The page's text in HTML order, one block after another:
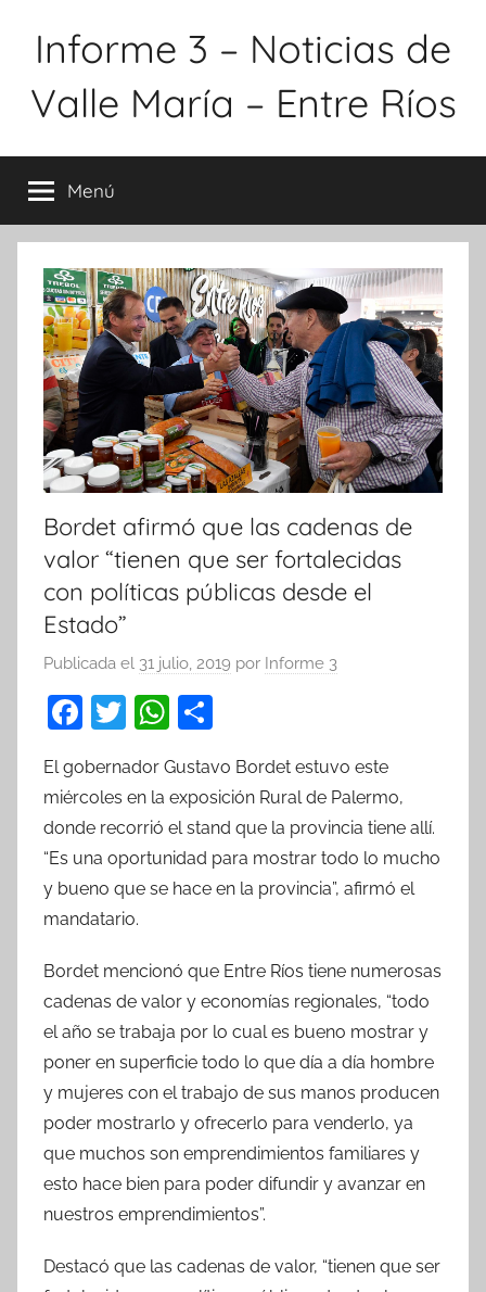
Informe 3 – Noticias de
Valle María – Entre Ríos
Menú
Bordet afirmó que las cadenas de
valor “tienen que ser fortalecidas
con políticas públicas desde el
Estado”
Publicada el 31 julio, 2019 por Informe 3
F
c
e
b
o
o
k
T
itt
er
W
at
s
A
p
m
p
ar
tir
El gobernador Gustavo Bordet estuvo este
miércoles en la exposición Rural de Palermo,
donde recorrió el stand que la provincia tiene allí.
“Es una oportunidad para mostrar todo lo mucho
y bueno que se hace en la provincia”, afirmó el
mandatario.
Bordet mencionó que Entre Ríos tiene numerosas
cadenas de valor y economías regionales, “todo
el año se trabaja por lo cual es bueno mostrar y
poner en superficie todo lo que día a día hombre
y mujeres con el trabajo de sus manos producen
poder mostrarlo y ofrecerlo para venderlo, ya
que muchos son emprendimientos familiares y
esto hace bien para poder difundir y avanzar en
nuestros emprendimientos”.
Destacó que las cadenas de valor, “tienen que ser